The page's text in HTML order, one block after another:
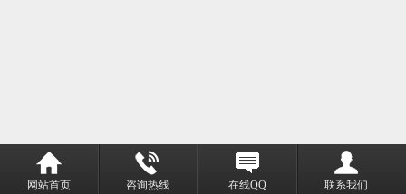
网站首页 咨询热线 在线QQ 联系我们